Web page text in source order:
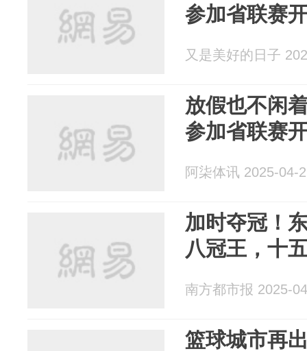
参加省联赛
又是美好的日子
放假也不闲
参加省联赛
阿柒体讯 2025-04-
加时夺冠！
八冠王，十
南方都市报 2025-
篮球城市再